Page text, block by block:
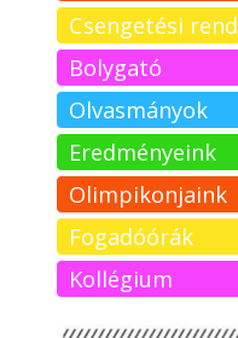
Csengetési rend
Bolygató
Olvasmányok
Eredményeink
Olimpikonjaink
Fogadóórák
Kollégium